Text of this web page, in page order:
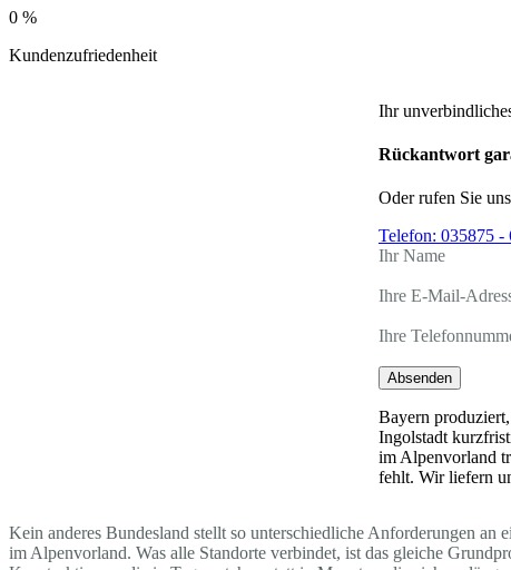
0 %
Kundenzufriedenheit
Ihr
Rückantwort
Oder rufen Sie
Telefon: 035875 -
Ihr Name
Ihre E-Mail-
Ihre
Absenden
Bayern
Ingolstadt
im Alpenvorland
fehlt. Wir liefern
Kein anderes Bundesland stellt so unterschiedliche Anforderungen
im Alpenvorland. Was alle Standorte verbindet, ist das gleiche